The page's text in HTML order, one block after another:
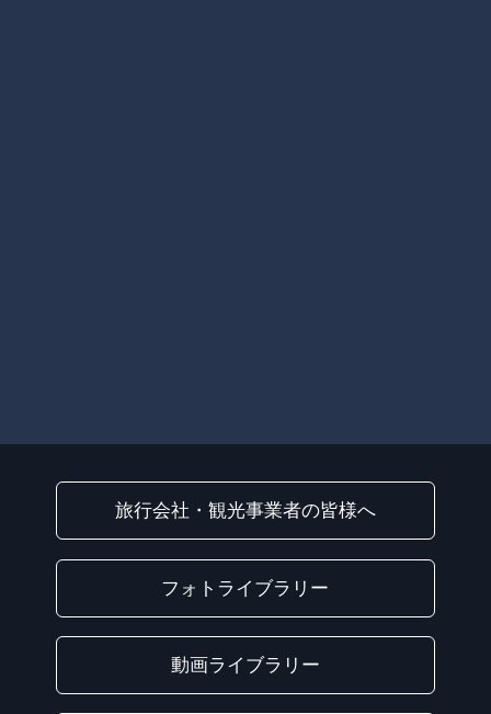
旅行会社・観光事業者の皆様へ
フォトライブラリー
動画ライブラリー